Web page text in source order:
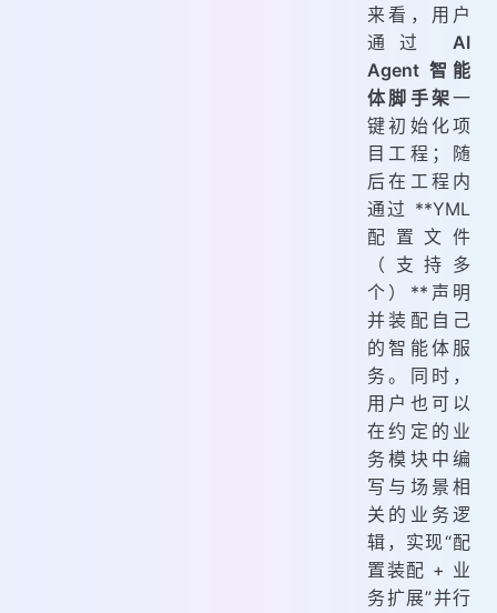
来看，用户
通过 AI
Agent 智能
体脚手架一
键初始化项
目工程；随
后在工程内
通过 **YML
配置文件
（支持多
个）**声明
并装配自己
的智能体服
务。同时，
用户也可以
在约定的业
务模块中编
写与场景相
关的业务逻
辑，实现“配
置装配 + 业
务扩展”并行